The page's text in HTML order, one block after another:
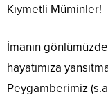
Kıymetli Müminler!
İmanın
hayatımıza
Peygamberimiz